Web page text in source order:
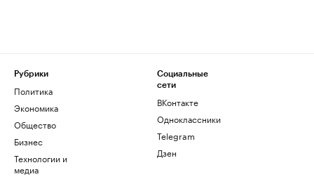
Рубрики
Политика
Экономика
Общество
Бизнес
Технологии и
медиа
Социальные
сети
ВКонтакте
Одноклассники
Telegram
Дзен